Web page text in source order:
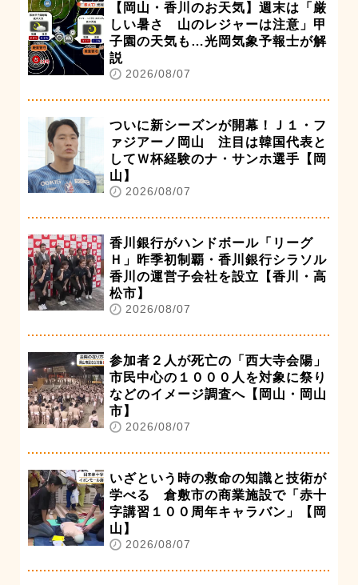
【岡山・香川のお天気】週末は「厳
しい暑さ 山のレジャーは注意」甲
子園の天気も…光岡気象予報士が解
説
2026/08/07
ついに新シーズンが開幕！Ｊ１・フ
ァジアーノ岡山 注目は韓国代表と
してＷ杯経験のナ・サンホ選手【岡
山】
2026/08/07
香川銀行がハンドボール「リーグ
Ｈ」昨季初制覇・香川銀行シラソル
香川の運営子会社を設立【香川・高
松市】
2026/08/07
参加者２人が死亡の「西大寺会陽」
市民中心の１０００人を対象に祭り
などのイメージ調査へ【岡山・岡山
市】
2026/08/07
いざという時の救命の知識と技術が
学べる 倉敷市の商業施設で「赤十
字講習１００周年キャラバン」【岡
山】
2026/08/07